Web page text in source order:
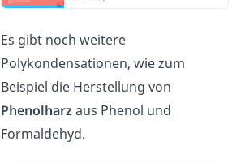
Es gibt noch weitere
Polykondensationen, wie zum
Beispiel die Herstellung von
Phenolharzaus Phenol und
Formaldehyd.